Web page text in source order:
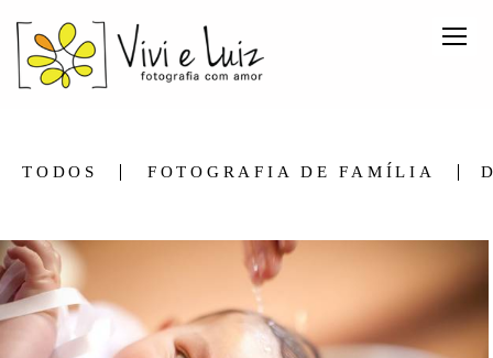
TODOS FOTOGRAFIA DE FAMÍLIA